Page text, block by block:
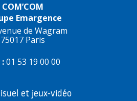
COM’COM
Emargence
de Wagram
75017 Paris
01 53 19 00 00
et jeux-vidéo